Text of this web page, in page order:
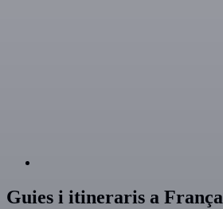
Guies i itineraris a França